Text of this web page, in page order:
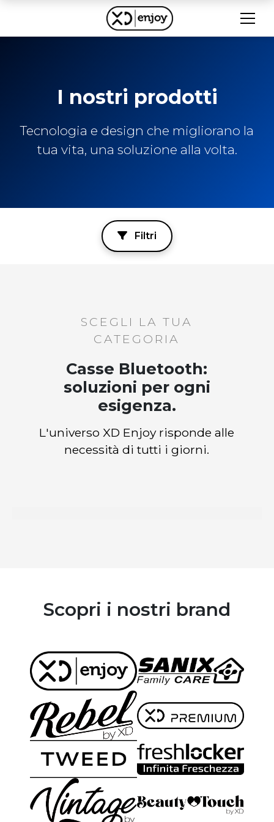
I nostri prodotti
Tecnologia e design che migliorano la
tua vita, una soluzione alla volta.
Filtri
SCEGLI LA TUA
CATEGORIA
Casse Bluetooth:
soluzioni per ogni
esigenza.
L'universo XD Enjoy risponde alle
necessità di tutti i giorni.
Scopri i nostri brand